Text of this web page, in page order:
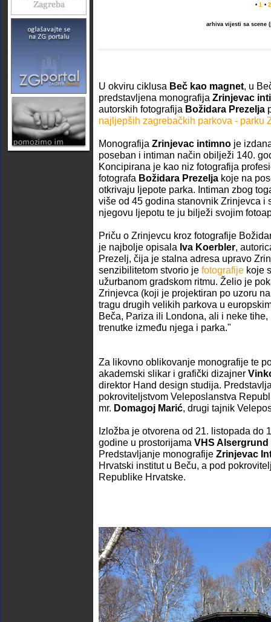
• 1 • 2
arhiva vijesti sa scene
U okviru ciklusa Beč kao magnet, u
predstavljena monografija Zrinjevac
autorskih fotografija Božidara Prezelja
najljepših zagrebačkih parkova - parku
Monografija Zrinjevac intimno je
poseban i intiman način obilježi 140.
Koncipirana je kao niz fotografija
fotografa Božidara Prezelja koje na
otkrivaju ljepote parka. Intiman zbog
više od 45 godina stanovnik Zrinjevca i
njegovu ljepotu te ju bilježi svojim
Priču o Zrinjevcu kroz fotografije
je najbolje opisala Iva Koerbler,
Prezelj, čija je stalna adresa upravo
senzibilitetom stvorio je fotografije koje
užurbanom gradskom ritmu. Želio je
Zrinjevca (koji je projektiran po uzoru
tragu drugih velikih parkova u
Beča, Pariza ili Londona, ali i neke
trenutke između njega i parka."
Za likovno oblikovanje monografije te
akademski slikar i grafički dizajner
direktor Hand design studija.
pokroviteljstvom Veleposlanstva
mr. Domagoj Marić, drugi tajnik
Izložba je otvorena od 21. listopada do
godine u prostorijama VHS Alsergrund
Predstavljanje monografije Zrinjevac
Hrvatski institut u Beču, a pod
Republike Hrvatske.